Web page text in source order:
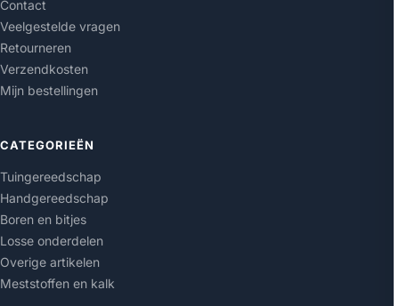
Contact
Veelgestelde vragen
Retourneren
Verzendkosten
Mijn bestellingen
CATEGORIEËN
Tuingereedschap
Handgereedschap
Boren en bitjes
Losse onderdelen
Overige artikelen
Meststoffen en kalk